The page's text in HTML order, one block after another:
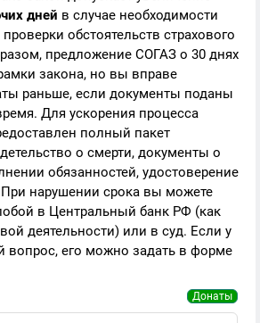
дней в случае необходимости
обстоятельств страхового
предложение СОГАЗ о 30 днях
закона, но вы вправе
раньше, если документы поданы
Для ускорения процесса
полный пакет
о смерти, документы о
обязанностей, удостоверение
нарушении срока вы можете
в Центральный банк РФ (как
деятельности) или в суд. Если у
вопрос, его можно задать в форме
Донаты